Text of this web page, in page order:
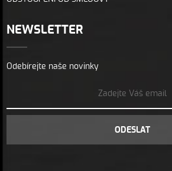
NEWSLETTER
Odebírejte naše novinky
ODESLAT